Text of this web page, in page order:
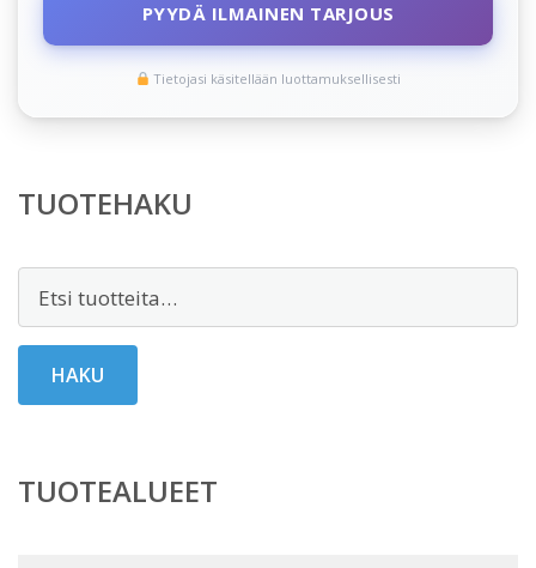
PYYDÄ ILMAINEN TARJOUS
Tietojasi käsitellään luottamuksellisesti
TUOTEHAKU
HAKU
TUOTEALUEET